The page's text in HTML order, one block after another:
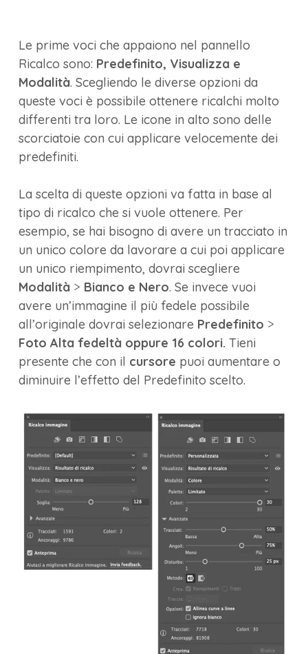
Le prime voci che appaiono nel pannello
Ricalco sono: Predefinito, Visualizza e
Modalità. Scegliendo le diverse opzioni da
queste voci è possibile ottenere ricalchi molto
differenti tra loro. Le icone in alto sono delle
scorciatoie con cui applicare velocemente dei
predefiniti.
La scelta di queste opzioni va fatta in base al
tipo di ricalco che si vuole ottenere. Per
esempio, se hai bisogno di avere un tracciato in
un unico colore da lavorare a cui poi applicare
un unico riempimento, dovrai scegliere
Modalità > Bianco e Nero. Se invece vuoi
avere un’immagine il più fedele possibile
all’originale dovrai selezionare Predefinito >
Foto Alta fedeltà oppure 16 colori. Tieni
presente che con il cursore puoi aumentare o
diminuire l’effetto del Predefinito scelto.